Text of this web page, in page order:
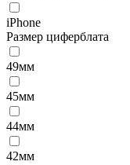
iPhone
Размер циферблата
49мм
45мм
44мм
42мм